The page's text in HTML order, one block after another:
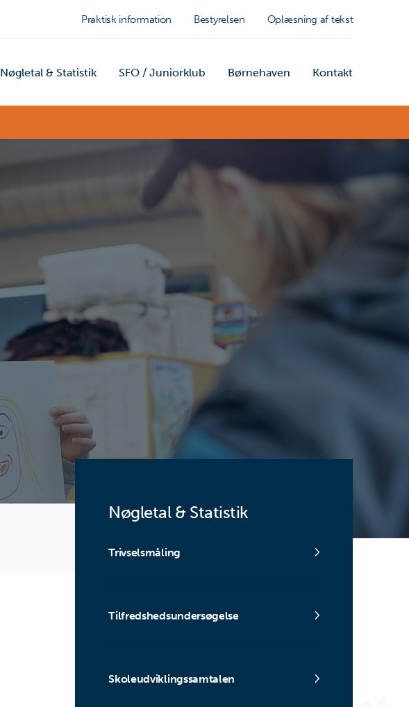
Praktisk information Bestyrelsen Oplæsning af tekst
Nøgletal & Statistik SFO / Juniorklub Børnehaven Kontakt
Nøgletal & Statistik
Trivselsmåling
Tilfredshedsundersøgelse
Skoleudviklingssamtalen